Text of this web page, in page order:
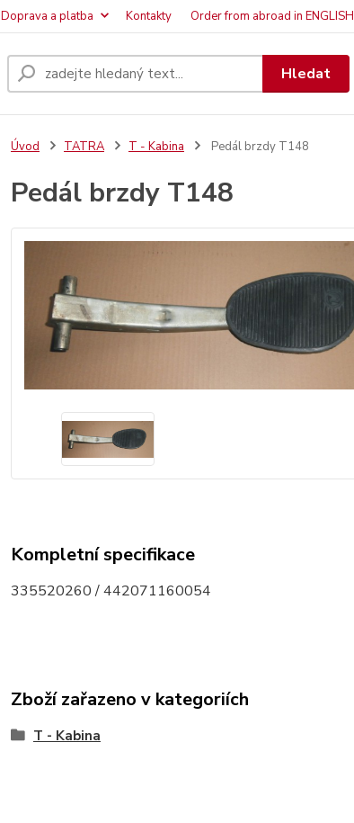
Doprava a platba Kontakty Order from abroad in ENGLISH
Hledat
Úvod TATRA T - Kabina Pedál brzdy T148
Pedál brzdy T148
Kompletní specifikace
335520260 / 442071160054
Zboží zařazeno v kategoriích
T - Kabina